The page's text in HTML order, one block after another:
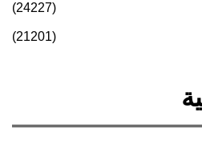
(24227)
(21201)